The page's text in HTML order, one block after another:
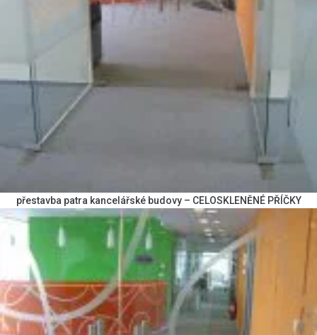
přestavba patra kancelářské budovy – CELOSKLENĚNÉ PŘÍČKY